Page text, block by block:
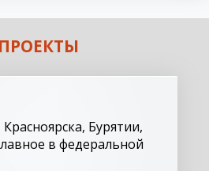
Бурятии,
в федеральной